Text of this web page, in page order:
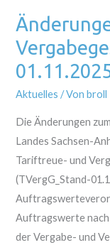
Aktuelles / Vonbroll
Die Änderungen
Landes Sachsen-
Tariftreue- und
(TVergG_Stand-
Auftragswerte
der Vergabe- und
Änderungen
des
Tariftreue-
und
Vergabegesetzes
treten
zum
01.11.2025
in
Kraft